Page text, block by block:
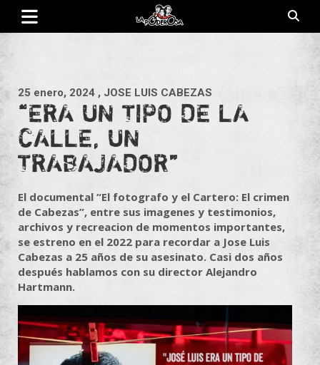
Saltar
contenido
25 enero, 2024 , JOSE LUIS CABEZAS
“ERA UN TIPO DE LA
CALLE, UN
TRABAJADOR”
El documental “El fotografo y el Cartero: El crimen
de Cabezas”, entre sus imagenes y testimonios,
archivos y recreacion de momentos importantes,
se estreno en el 2022 para recordar a Jose Luis
Cabezas a 25 años de su asesinato. Casi dos años
después hablamos con su director Alejandro
Hartmann.